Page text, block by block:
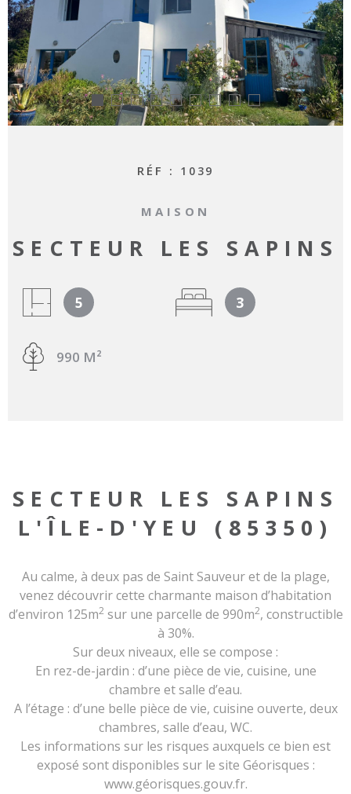
RÉF : 1039
MAISON
SECTEUR LES SAPINS
5 3
990 M²
SECTEUR LES SAPINS
L'ÎLE-D'YEU (85350)
Au calme, à deux pas de Saint Sauveur et de la plage,
venez découvrir cette charmante maison d’habitation
d’environ 125m2sur une parcelle de 990m2, constructible
à 30%.
Sur deux niveaux, elle se compose :
En rez-de-jardin : d’une pièce de vie, cuisine, une
chambre et salle d’eau.
A l’étage : d’une belle pièce de vie, cuisine ouverte, deux
chambres, salle d’eau, WC.
Les informations sur les risques auxquels ce bien est
exposé sont disponibles sur le site Géorisques :
www.géorisques.gouv.fr.
RECHERCHER